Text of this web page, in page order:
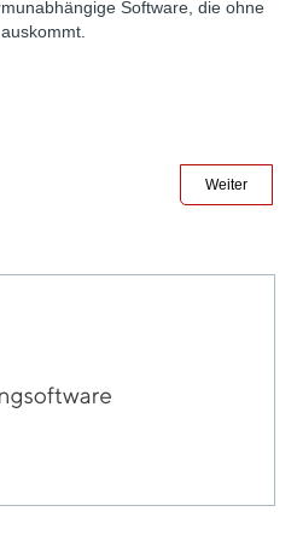
Software, die ohne
Weiter